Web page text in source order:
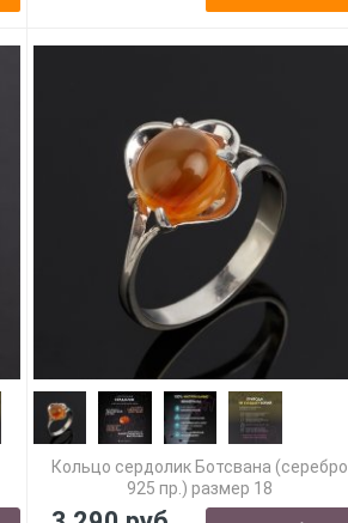
Кольцо сердолик Ботсвана (серебро
925 пр.) размер 18